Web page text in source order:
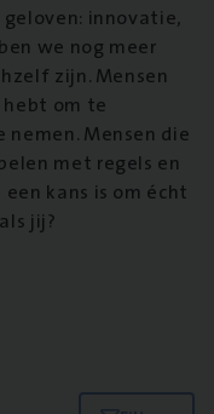
innovatie,
we nog meer
zijn. Mensen
om te
nemen. Mensen die
met regels en
kans is om écht
jij?